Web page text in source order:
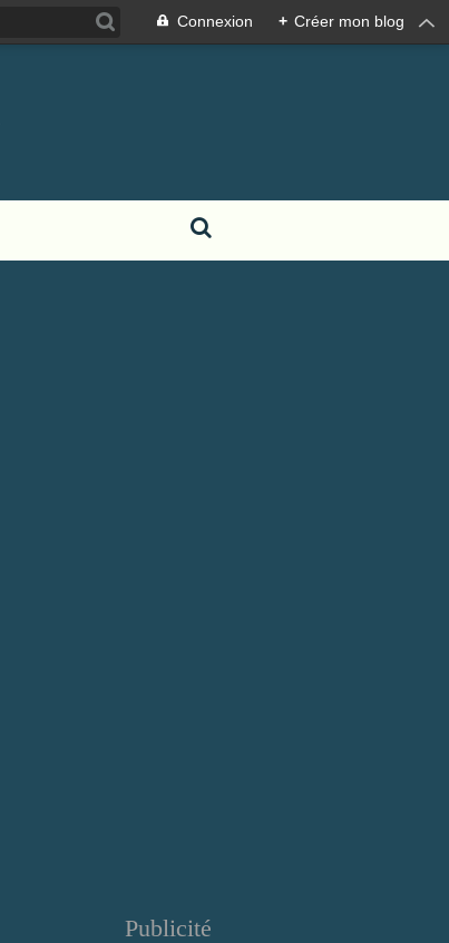
Connexion + Créer mon blog
Publicité